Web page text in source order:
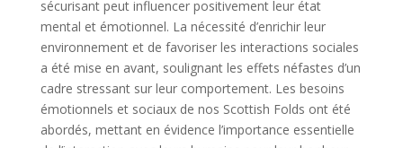
sécurisant peut influencer positivement leur état
mental et émotionnel. La nécessité d’enrichir leur
environnement et de favoriser les interactions sociales
a été mise en avant, soulignant les effets néfastes d’un
cadre stressant sur leur comportement. Les besoins
émotionnels et sociaux de nos Scottish Folds ont été
abordés, mettant en évidence l’importance essentielle